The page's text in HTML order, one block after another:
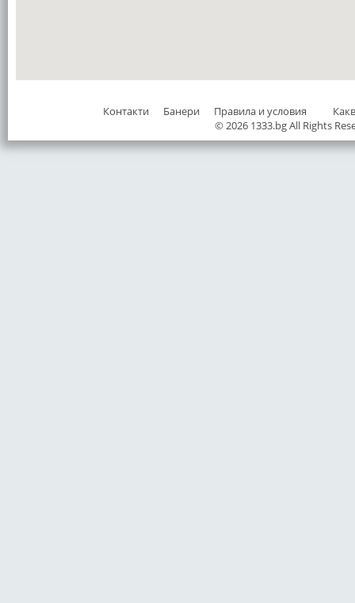
Контакти Банери Правила и условия
© 2026 1333.bg All Rights